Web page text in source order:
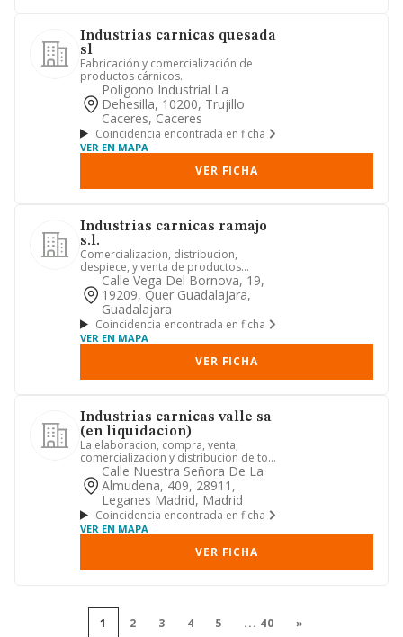
Industrias carnicas quesada
sl
Fabricación y comercialización de
productos cárnicos.
Poligono Industrial La
Dehesilla, 10200, Trujillo
Caceres, Caceres
Coincidencia encontrada en ficha
VER EN MAPA
VER FICHA
Industrias carnicas ramajo
s.l.
Comercializacion, distribucion,
despiece, y venta de productos
carnicos. compra, venta, y alquiler ...
Calle Vega Del Bornova, 19,
19209, Quer Guadalajara,
Guadalajara
Coincidencia encontrada en ficha
VER EN MAPA
VER FICHA
Industrias carnicas valle sa
(en liquidacion)
La elaboracion, compra, venta,
comercializacion y distribucion de toda
clase de productos alimentic...
Calle Nuestra Señora De La
Almudena, 409, 28911,
Leganes Madrid, Madrid
Coincidencia encontrada en ficha
VER EN MAPA
VER FICHA
1 2 3 4 5 ... 40 »